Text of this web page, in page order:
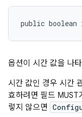
public boolean
옵션이 시간 값을 나
시간 값인 경우 시간
효하려면 필드 MUST
렇지 않으면